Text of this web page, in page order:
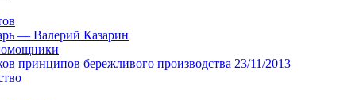
— Валерий Казарин
принципов бережливого производства 23/11/2013